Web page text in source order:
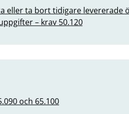
eller ta bort tidigare levererade
– krav 50.120
och 65.100